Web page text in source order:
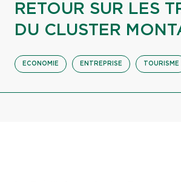
RETOUR SUR LES
DU CLUSTER
ECONOMIE ENTREPRISE TOURISME